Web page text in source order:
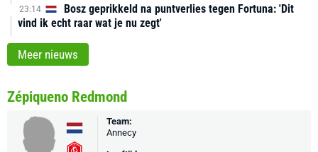
23:14
Bosz geprikkeld na puntverlies tegen Fortuna: 'Dit
vind ik echt raar wat je nu zegt'
Meer nieuws
Zépiqueno Redmond
Team:
Annecy